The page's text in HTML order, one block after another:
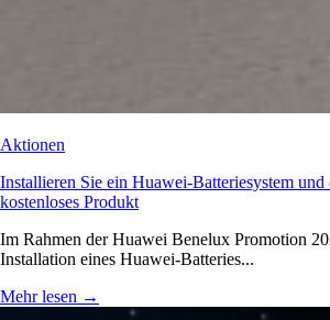
Aktionen
Installieren Sie ein Huawei-Batteriesystem und
kostenloses Produkt
Im Rahmen der Huawei Benelux Promotion
Installation eines Huawei-Batteries...
Mehr lesen →